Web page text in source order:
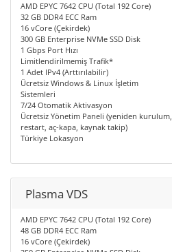
AMD EPYC 7642 CPU (Total 192 Core)
32 GB DDR4 ECC Ram
16 vCore (Çekirdek)
300 GB Enterprise NVMe SSD Disk
1 Gbps Port Hızı
Limitlendirilmemiş Trafik*
1 Adet IPv4 (Arttırılabilir)
Ücretsiz Windows & Linux İşletim
Sistemleri
7/24 Otomatik Aktivasyon
Ücretsiz Yönetim Paneli (yeniden kurulum,
restart, aç-kapa, kaynak takip)
Türkiye Lokasyon
Plasma VDS
AMD EPYC 7642 CPU (Total 192 Core)
48 GB DDR4 ECC Ram
16 vCore (Çekirdek)